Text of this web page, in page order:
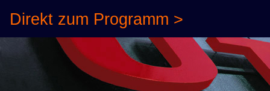
Direkt zum Programm >